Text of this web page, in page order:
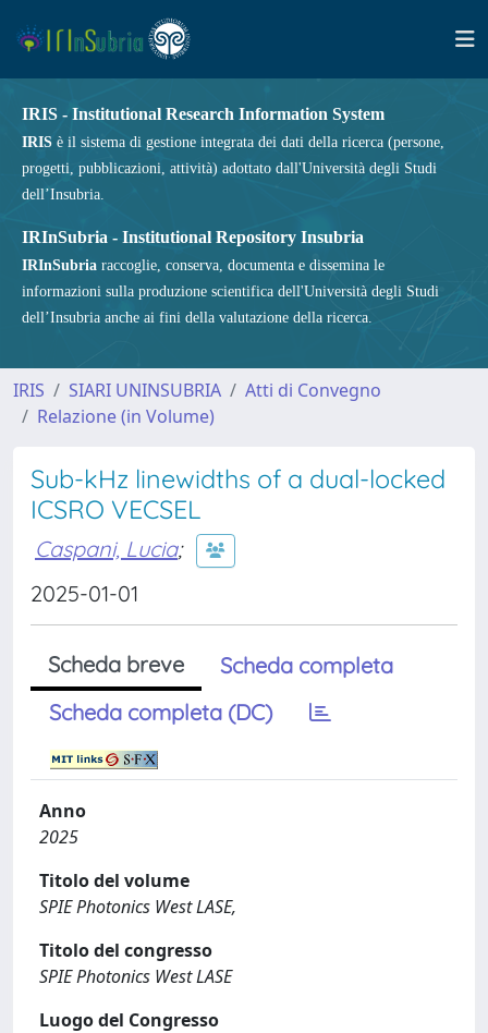
IRIS - Institutional Research Information System
IRIS è il sistema di gestione integrata dei dati della ricerca (persone,
progetti, pubblicazioni, attività) adottato dall'Università degli Studi
dell’Insubria.
IRInSubria - Institutional Repository Insubria
IRInSubria raccoglie, conserva, documenta e dissemina le
informazioni sulla produzione scientifica dell'Università degli Studi
dell’Insubria anche ai fini della valutazione della ricerca.
IRIS SIARI UNINSUBRIA
Atti di Convegno
Relazione (in Volume)
Sub-kHz linewidths of a dual-locked
ICSRO VECSEL
Caspani, Lucia;
2025-01-01
Scheda breve
Scheda completa
Scheda completa (DC)
Anno
2025
Titolo del volume
SPIE Photonics West LASE,
Titolo del congresso
SPIE Photonics West LASE
Luogo del Congresso